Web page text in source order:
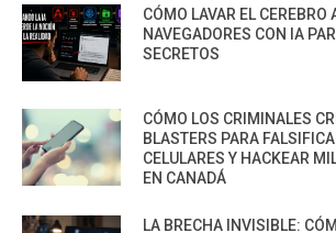
CÓMO LAVAR EL CEREBRO
NAVEGADORES CON IA
SECRETOS
CÓMO LOS CRIMINALES
BLASTERS PARA
CELULARES Y HACKEAR
EN CANADÁ
LA BRECHA INVISIBLE: